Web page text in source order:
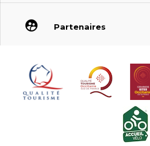
Partenaires